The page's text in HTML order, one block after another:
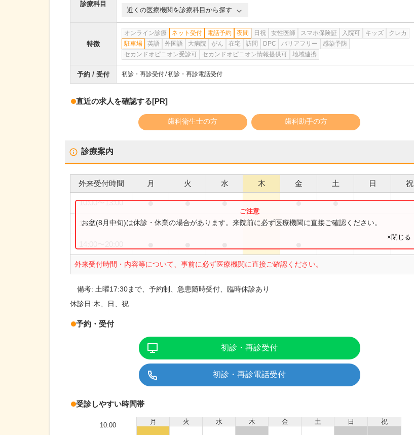
診療科目
近くの医療機関を診療科目から探す
特徴
オンライン診療 ネット受付 電話予約 夜間 日祝 女性医師 スマホ保険証 入院可 キッズ
クレカ
駐車場
英語 外国語 大病院 がん 在宅 訪問 DPC バリアフリー
感染予防
セカンドオピニオン受診可
セカンドオピニオン情報提供可 地域連携
予約 / 受付 初診・再診受付 初診・再診電話受付
直近の求人を確認する[PR]
歯科衛生士の方 歯科助手の方
診療案内
外来受付時間 月 火 水 木 金 土 日 祝
10:00〜13:00 ● ● ● ● ●
14:00〜17:30 ●
外来受付時間・内容等について、事前に必ず医療機関に直接ご確認ください。
お盆(8月中旬)は休診・休業の場合があります。来院前に必ず医療機関に直接ご確認ください。
×閉じる
備考: 土曜17:30まで、予約制、急患随時受付、臨時休診あり
休診日:木、日、祝
予約・受付
初診・再診受付
初診・再診電話受付
受診しやすい時間帯
月 火 水 木 金 土 日 祝
10:00